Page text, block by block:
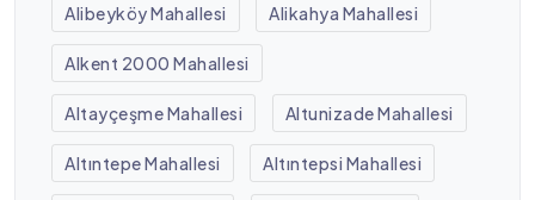
Alibeyköy Mahallesi Alikahya Mahallesi
Alkent 2000 Mahallesi
Altayçeşme Mahallesi Altunizade Mahallesi
Altıntepe Mahallesi Altıntepsi Mahallesi